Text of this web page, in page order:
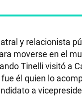
y relacionista
moverse en el
Tinelli visitó a
él quien lo
a